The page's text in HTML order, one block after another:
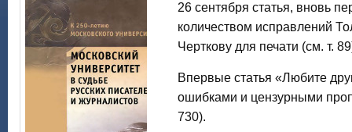
26 сентября статья, вновь
количеством исправлений
Черткову для печати (см. т.
Впервые статья «Любите
ошибками и цензурными
730).